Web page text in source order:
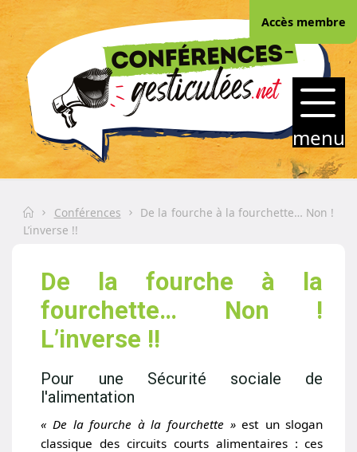
Skip
content
CONFERENCES-
GESTICULEES.NET
menu
Accès membre
HomeConférences
De la fourche à la fourchette… Non !
L’inverse !!
De la fourche à la
fourchette… Non !
L’inverse !!
Pour une Sécurité sociale de
l'alimentation
« De la fourche à la fourchette »est un slogan
classique des circuits courts alimentaires : ces